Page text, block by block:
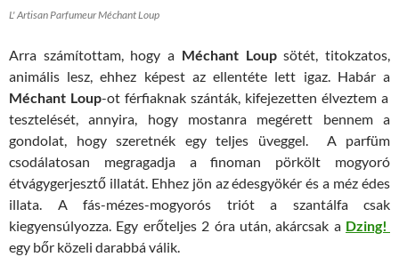
L' Artisan Parfumeur Méchant Loup
Arra számítottam, hogy a Méchant Loupsötét, titokzatos,
animális lesz, ehhez képest az ellentéte lett igaz. Habár a
Méchant Loup-ot férfiaknak szánták, kifejezetten élveztem a
tesztelését, annyira, hogy mostanra megérett bennem a
gondolat, hogy szeretnék egy teljes üveggel. A parfüm
csodálatosan megragadja a finoman pörkölt mogyoró
étvágygerjesztő illatát. Ehhez jön az édesgyökér és a méz édes
illata. A fás-mézes-mogyorós triót a szantálfa csak
kiegyensúlyozza. Egy erőteljes 2 óra után, akárcsak a Dzing!
egy bőr közeli darabbá válik.